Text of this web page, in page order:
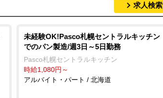
t
e
求人検索
未経験OK!Pasco札幌セントラルキッチン
でのパン製造/週3日～5日勤務
Pasco札幌セントラルキッチン
時給1,080円～
アルバイト・パート / 北海道